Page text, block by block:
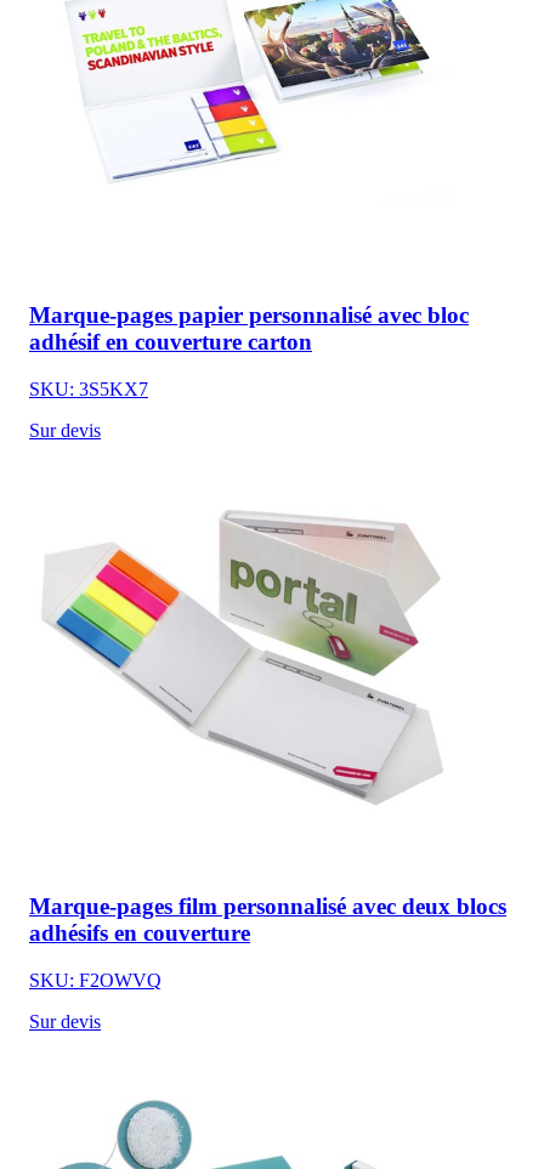
Marque-pages papier personnalisé avec bloc
adhésif en couverture carton
SKU: 3S5KX7
Sur devis
Marque-pages film personnalisé avec deux blocs
adhésifs en couverture
SKU: F2OWVQ
Sur devis